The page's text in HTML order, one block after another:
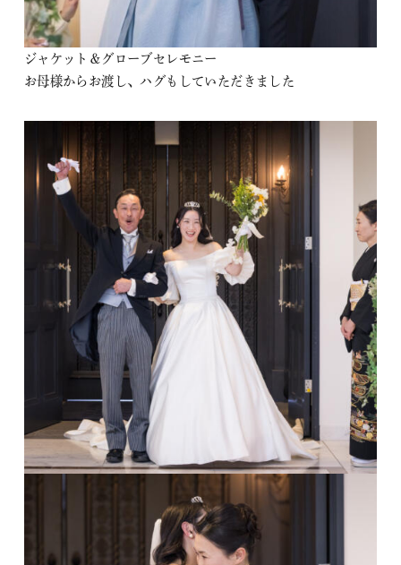
ジャケット＆グローブセレモニー
お母様からお渡し、ハグもしていただきました